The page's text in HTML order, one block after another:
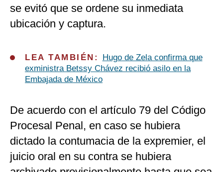
se evitó que se ordene su inmediata
ubicación y captura.
LEA TAMBIÉN:
Hugo de Zela confirma que
exministra Betssy Chávez recibió asilo en la
Embajada de México
De acuerdo con el artículo 79 del Código
Procesal Penal, en caso se hubiera
dictado la contumacia de la expremier, el
juicio oral en su contra se hubiera